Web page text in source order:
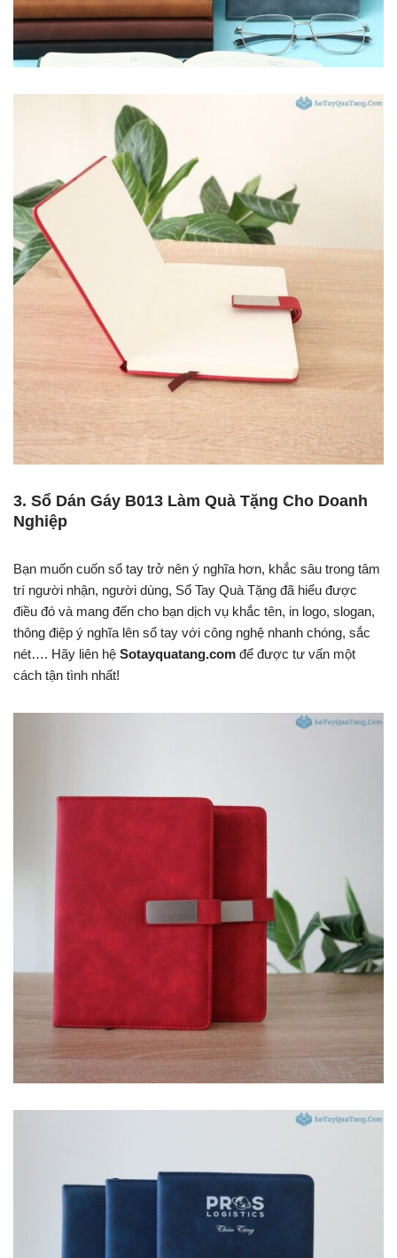
3. Sổ Dán Gáy B013 Làm Quà Tặng Cho Doanh
Nghiệp
Bạn muốn cuốn sổ tay trở nên ý nghĩa hơn, khắc sâu trong tâm
trí người nhận, người dùng, Sổ Tay Quà Tặng đã hiểu được
điều đó và mang đến cho bạn dịch vụ khắc tên, in logo, slogan,
thông điệp ý nghĩa lên sổ tay với công nghệ nhanh chóng, sắc
nét…. Hãy liên hệ Sotayquatang.com để được tư vấn một
cách tận tình nhất!